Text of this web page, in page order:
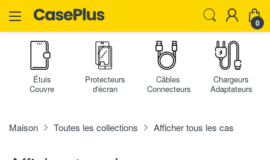
0
Étuis
Couvre
Protecteurs
d'écran
Câbles
Connecteurs
Chargeurs
Adaptateurs
Maison Toutes les collections Afficher tous les cas